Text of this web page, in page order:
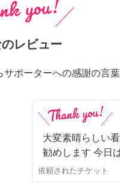
レビュー
サポーターへの感謝の言葉
大変素晴らしい
勧めします 今日
依頼されたチケット